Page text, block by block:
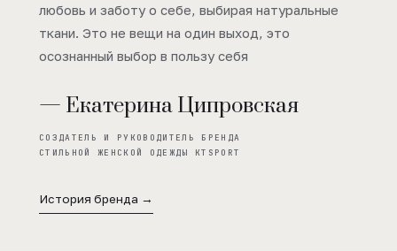
любовь и заботу о себе, выбирая натуральные
ткани. Это не вещи на один выход, это
осознанный выбор в пользу себя
— Екатерина Ципровская
СОЗДАТЕЛЬ И РУКОВОДИТЕЛЬ БРЕНДА
СТИЛЬНОЙ ЖЕНСКОЙ ОДЕЖДЫ KTSPORT
История бренда →